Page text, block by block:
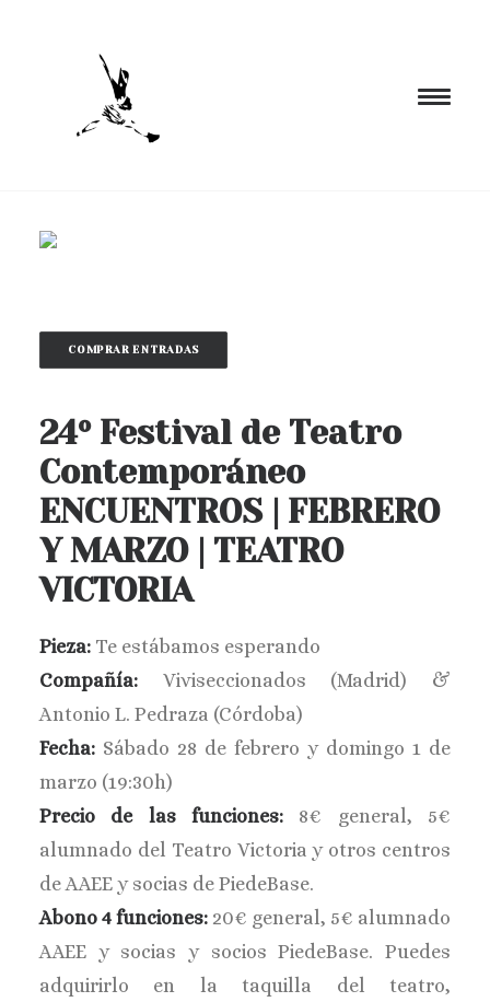
INICIO
CIA. NÓMADA
EL ESPACIO
CONTACTO
BUSCAR
COMPRAR ENTRADAS
24º Festival de Teatro
Contemporáneo
ENCUENTROS | FEBRERO
Y MARZO | TEATRO
VICTORIA
Pieza: Te estábamos esperando
Compañía: Viviseccionados (Madrid) &
Antonio L. Pedraza (Córdoba)
Fecha: Sábado 28 de febrero y domingo 1 de
marzo (19:30h)
Precio de las funciones: 8€ general, 5€
alumnado del Teatro Victoria y otros centros
de AAEE y socias de PiedeBase.
Abono 4 funciones: 20€ general, 5€ alumnado
AAEE y socias y socios PiedeBase. Puedes
adquirirlo en la taquilla del teatro,